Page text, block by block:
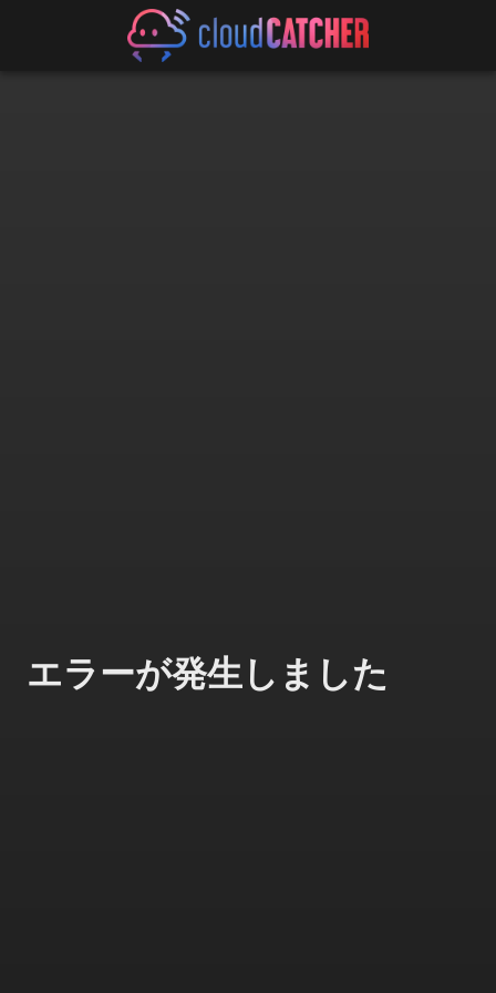
エラーが発生しました